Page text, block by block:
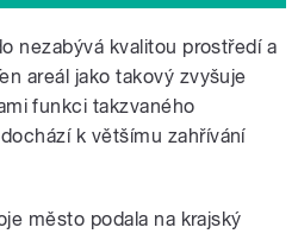
nezabývá kvalitou prostředí a
areál jako takový zvyšuje
funkci takzvaného
k většímu zahřívání
město podala na krajský